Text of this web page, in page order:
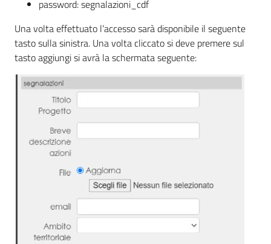
password: segnalazioni_cdf
Una volta effettuato l’accesso sarà disponibile il seguente
tasto sulla sinistra. Una volta cliccato si deve premere sul
tasto aggiungi si avrà la schermata seguente: